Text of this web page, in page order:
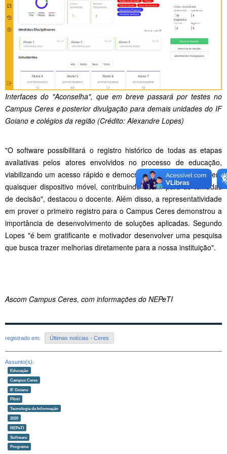
Interfaces do "Aconselha", que em breve passará por testes no
Campus Ceres e posterior divulgação para demais unidades do IF
Goiano e colégios da região (Crédito: Alexandre Lopes)
"O software possibilitará o registro histórico de todas as etapas
avaliativas pelos atores envolvidos no processo de educação,
viabilizando um acesso rápido e democratizado da informação em
quaisquer dispositivo móvel, contribuindo assim para as tomadas
de decisão", destacou o docente. Além disso, a representatividade
em prover o primeiro registro para o Campus Ceres demonstrou a
importância de desenvolvimento de soluções aplicadas. Segundo
Lopes "é bem gratificante e motivador desenvolver uma pesquisa
que busca trazer melhorias diretamente para a nossa instituição".
Ascom Campus Ceres, com informações do NEPeTI
registrado em: Últimas notícias - Ceres
Assunto(s):
Educação
Campus Ceres
IF Goiano
Pibiti
Tecnologia da Informação
2020
NEPeTI
Software
Programa